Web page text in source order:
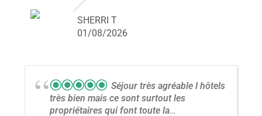
SHERRI T
01/08/2026
Séjour très agréable l hôtels
très bien mais ce sont surtout les
propriétaires qui font toute la